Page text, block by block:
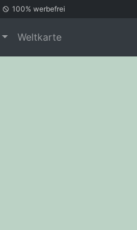
100% werbefrei
Weltkarte